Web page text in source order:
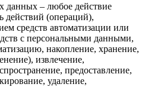
данных – любое действие
действий (операций),
средств автоматизации или
с персональными данными,
накопление, хранение,
извлечение,
предоставление,
удаление,